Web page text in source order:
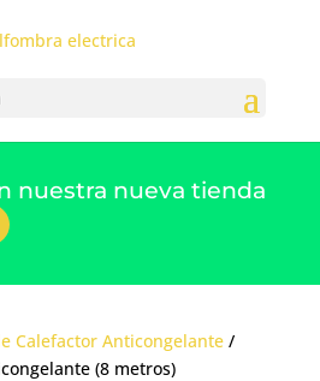
nuestra nueva tienda
Calefactor Anticongelante/
(8 metros)